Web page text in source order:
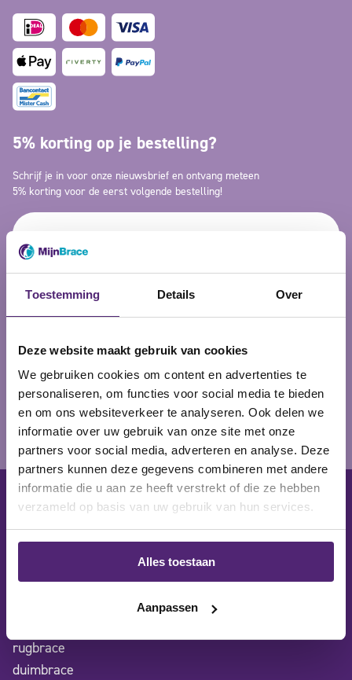
Toestemming Details Over
Deze website maakt gebruik van cookies
We gebruiken cookies om content en advertenties te
personaliseren, om functies voor social media te bieden
en om ons websiteverkeer te analyseren. Ook delen we
informatie over uw gebruik van onze site met onze
partners voor social media, adverteren en analyse. Deze
partners kunnen deze gegevens combineren met andere
informatie die u aan ze heeft verstrekt of die ze hebben
verzameld op basis van uw gebruik van hun services.
Alles toestaan
Aanpassen
5% korting op je bestelling?
Schrijf je in voor onze nieuwsbrief en ontvang meteen
5% korting voor de eerst volgende bestelling!
categorieën
kniebrace
polsbrace
rugbrace
duimbrace